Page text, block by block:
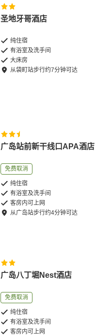
圣地牙哥酒店
纯住宿
有浴室及洗手间
大床房
从袋町站步行约7分钟可达
广岛站前新干线口APA酒店
免费取消
纯住宿
有浴室及洗手间
客房内可上网
从广岛站步行约4分钟可达
广岛八丁堀Nest酒店
免费取消
纯住宿
有浴室及洗手间
客房内可上网